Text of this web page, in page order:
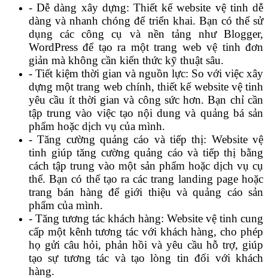
- Dễ dàng xây dựng: Thiết kế website vệ tinh dễ
dàng và nhanh chóng để triển khai. Bạn có thể sử
dụng các công cụ và nền tảng như Blogger,
WordPress để tạo ra một trang web vệ tinh đơn
giản mà không cần kiến thức kỹ thuật sâu.
- Tiết kiệm thời gian và nguồn lực: So với việc xây
dựng một trang web chính, thiết kế website vệ tinh
yêu cầu ít thời gian và công sức hơn. Bạn chỉ cần
tập trung vào việc tạo nội dung và quảng bá sản
phẩm hoặc dịch vụ của mình.
- Tăng cường quảng cáo và tiếp thị: Website vệ
tinh giúp tăng cường quảng cáo và tiếp thị bằng
cách tập trung vào một sản phẩm hoặc dịch vụ cụ
thể. Bạn có thể tạo ra các trang landing page hoặc
trang bán hàng để giới thiệu và quảng cáo sản
phẩm của mình.
- Tăng tương tác khách hàng: Website vệ tinh cung
cấp một kênh tương tác với khách hàng, cho phép
họ gửi câu hỏi, phản hồi và yêu cầu hỗ trợ, giúp
tạo sự tương tác và tạo lòng tin đối với khách
hàng.